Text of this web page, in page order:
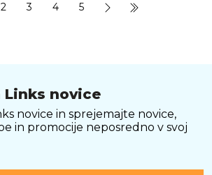
2 3 4 5
Links novice
novice in sprejemajte novice,
in promocije neposredno v svoj